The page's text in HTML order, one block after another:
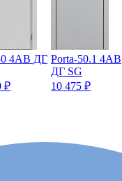
4AB ДГ
₽
Porta-50.1 4AB
ДГ SG
10 475 ₽